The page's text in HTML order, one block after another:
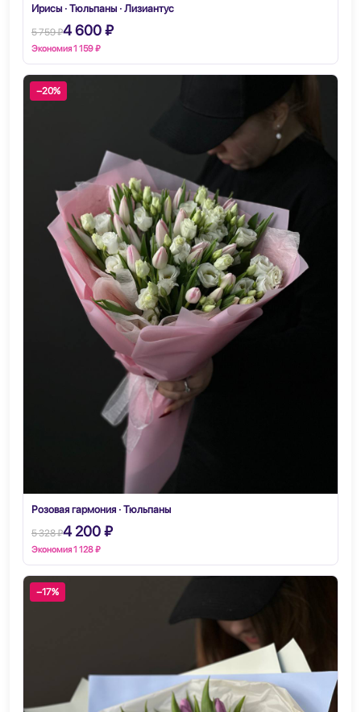
Ирисы · Тюльпаны · Лизиантус
5 759 ₽4 600 ₽
Экономия 1 159 ₽
−20%
Розовая гармония · Тюльпаны
5 328 ₽4 200 ₽
Экономия 1 128 ₽
−17%